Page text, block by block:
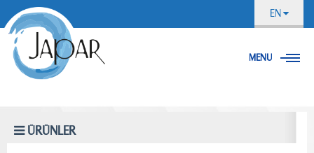
EN
MENU
ÜRÜNLER